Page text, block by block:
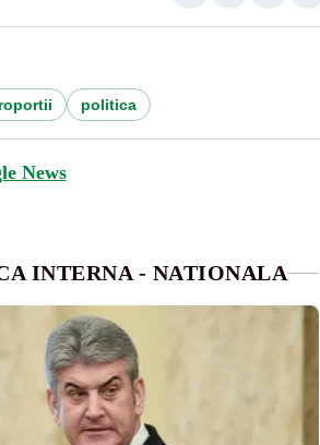
politica
News
INTERNA - NATIONALA